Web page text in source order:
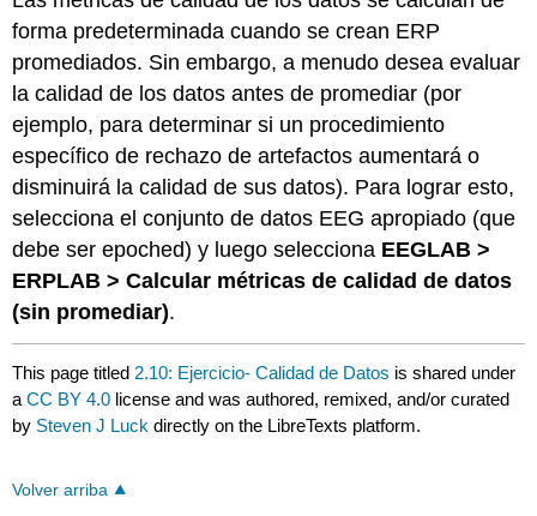
forma predeterminada cuando se crean ERP
promediados. Sin embargo, a menudo desea evaluar
la calidad de los datos antes de promediar (por
ejemplo, para determinar si un procedimiento
específico de rechazo de artefactos aumentará o
disminuirá la calidad de sus datos). Para lograr esto,
selecciona el conjunto de datos EEG apropiado (que
debe ser epoched) y luego selecciona EEGLAB >
ERPLAB > Calcular métricas de calidad de datos
(sin promediar).
This page titled 2.10: Ejercicio- Calidad de Datos is shared under
aCC BY 4.0 license and was authored, remixed, and/or curated
by Steven J Luck directly on the LibreTexts platform.
Volver arriba